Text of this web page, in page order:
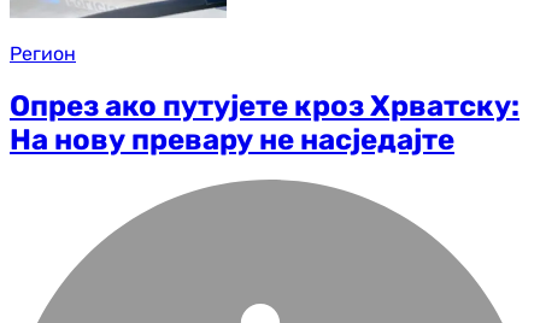
Регион
Опрез ако путујете кроз Хрватску:
На нову превару не насједајте